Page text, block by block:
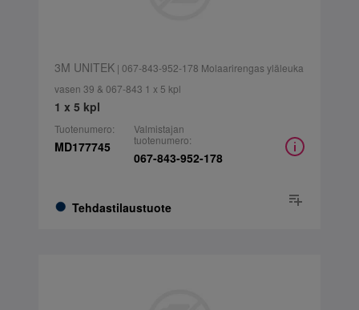
3M UNITEK| 067-843-952-178 Molaarirengas yläleuka
vasen 39 & 067-843 1 x 5 kpl
1 x 5 kpl
Tuotenumero:
MD177745
Tehdastilaustuote
Valmistajan
tuotenumero:
067-843-952-178